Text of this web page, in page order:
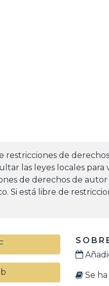
de
las leyes locales
de derechos de
Si está libre de
Se ha